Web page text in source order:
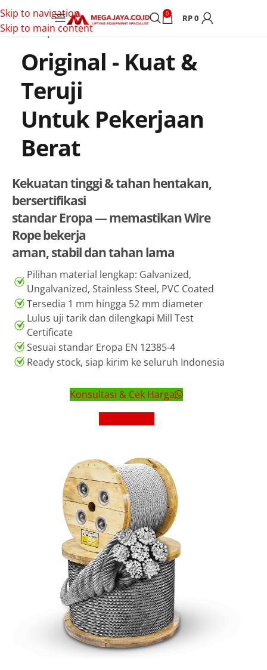
Skip to navigation
Skip to main content
0 RP0
Wire Rope POWERTEC
Original - Kuat &
Teruji
Untuk Pekerjaan
Berat
Kekuatan tinggi & tahan hentakan,
bersertifikasi
standar Eropa — memastikan Wire
Rope bekerja
aman, stabil dan tahan lama
Pilihan material lengkap: Galvanized,
Ungalvanized, Stainless Steel, PVC Coated
Tersedia 1 mm hingga 52 mm diameter
Lulus uji tarik dan dilengkapi Mill Test
Certificate
Sesuai standar Eropa EN 12385-4
Ready stock, siap kirim ke seluruh Indonesia
Konsultasi & Cek Harga